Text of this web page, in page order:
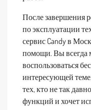
После завершения
по эксплуатации
сервис Candy в
помощи. Вы всегда
воспользоваться
интересующей
тех, кто не так
функций и хочет